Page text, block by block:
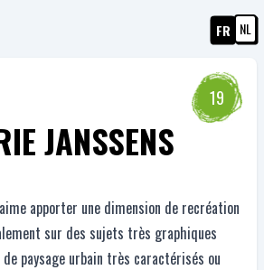
FR NL
19
JANSSENS
apporter une dimension de recréation
sur des sujets très graphiques
paysage urbain très caractérisés ou